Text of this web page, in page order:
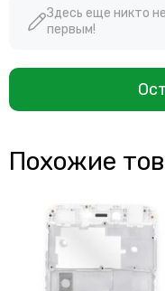
Здесь еще никто
первым!
Похожие